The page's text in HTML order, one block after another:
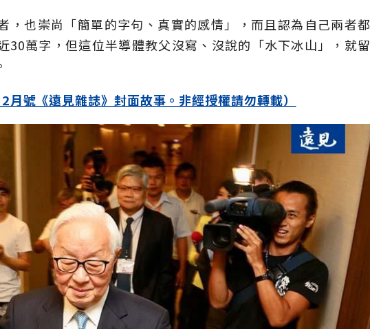
，也崇尚「簡單的字句、真實的感情」，而且認為自己兩者都
30萬字，但這位半導體教父沒寫、沒說的「水下冰山」，就留
月號《遠見雜誌》封面故事。非經授權請勿轉載）